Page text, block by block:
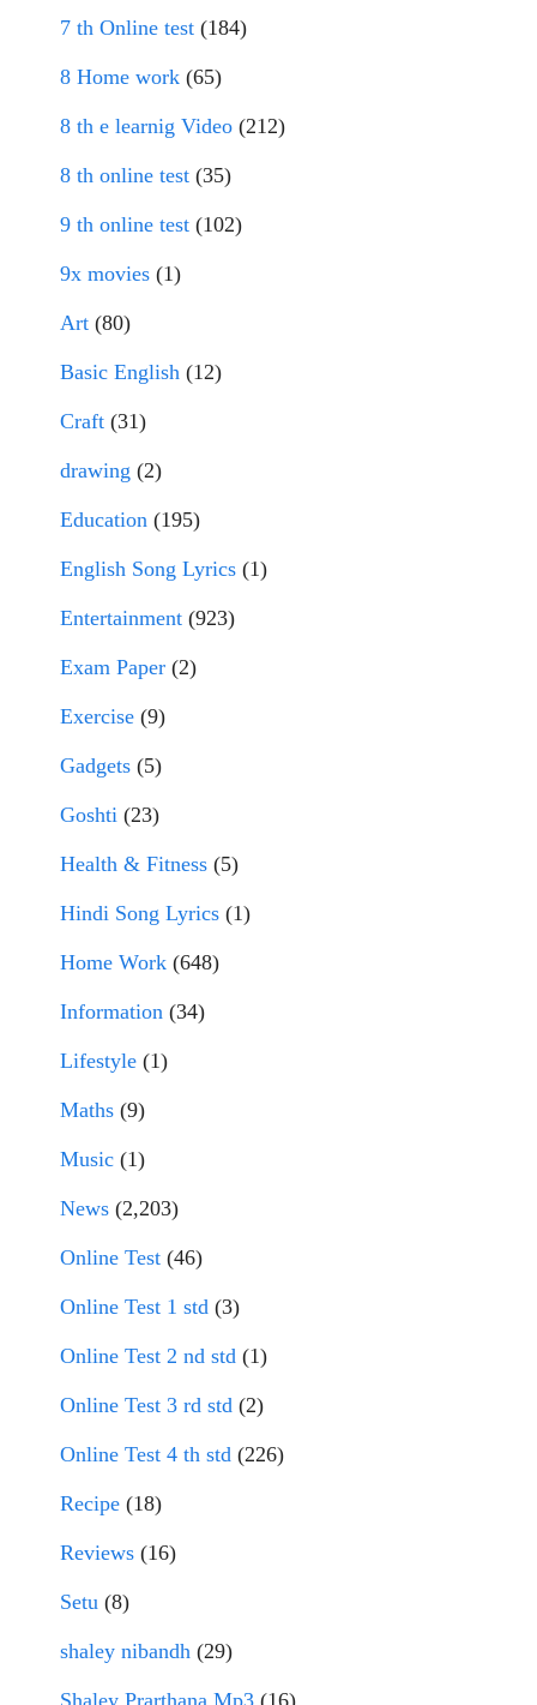
7 th Online test (184)
8 Home work (65)
8 th e learnig Video (212)
8 th online test (35)
9 th online test (102)
9x movies (1)
Art (80)
Basic English (12)
Craft (31)
drawing (2)
Education (195)
English Song Lyrics (1)
Entertainment (923)
Exam Paper (2)
Exercise (9)
Gadgets (5)
Goshti (23)
Health & Fitness (5)
Hindi Song Lyrics (1)
Home Work (648)
Information (34)
Lifestyle (1)
Maths (9)
Music (1)
News (2,203)
Online Test (46)
Online Test 1 std (3)
Online Test 2 nd std (1)
Online Test 3 rd std (2)
Online Test 4 th std (226)
Recipe (18)
Reviews (16)
Setu (8)
shaley nibandh (29)
Shaley Prarthana Mp3 (16)